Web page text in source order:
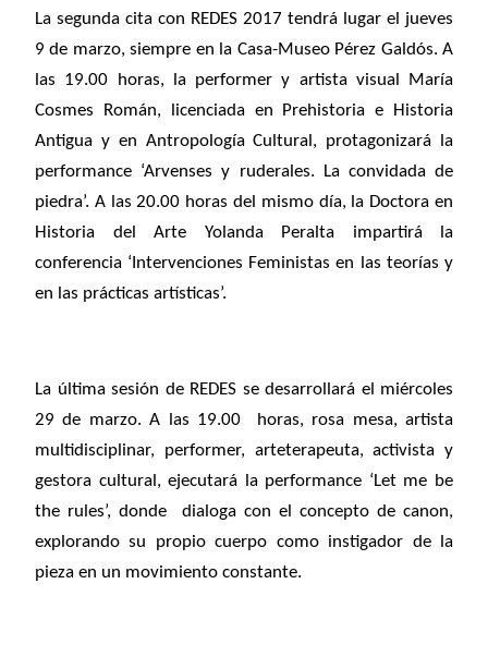
La segunda cita con REDES 2017 tendrá lugar el jueves
9 de marzo, siempre en la Casa-Museo Pérez Galdós. A
las 19.00 horas, la performer y artista visual María
Cosmes Román, licenciada en Prehistoria e Historia
Antigua y en Antropología Cultural, protagonizará la
performance ‘Arvenses y ruderales. La convidada de
piedra’. A las 20.00 horas del mismo día, la Doctora en
Historia del Arte Yolanda Peralta impartirá la
conferencia ‘Intervenciones Feministas en las teorías y
en las prácticas artísticas’.
La última sesión de REDES se desarrollará el miércoles
29 de marzo. A las 19.00 horas, rosa mesa, artista
multidisciplinar, performer, arteterapeuta, activista y
gestora cultural, ejecutará la performance ‘Let me be
the rules’, donde dialoga con el concepto de canon,
explorando su propio cuerpo como instigador de la
pieza en un movimiento constante.